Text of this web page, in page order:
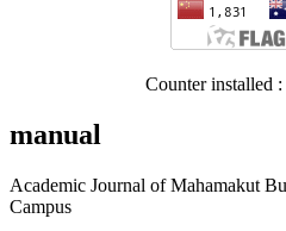
Counter installed
manual
Academic Journal of Mahamakut
Campus